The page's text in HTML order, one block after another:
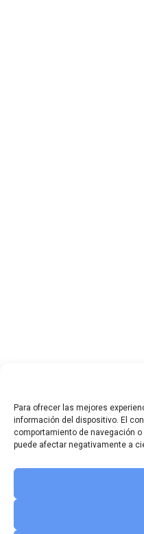
Para ofrecer las mejores
información del dispositivo. El
comportamiento de navegación
puede afectar negativamente a